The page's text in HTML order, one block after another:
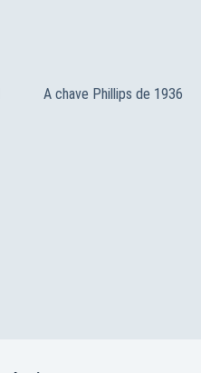
A chave Phillips de 1936